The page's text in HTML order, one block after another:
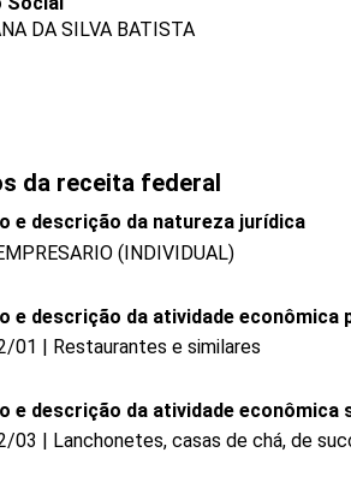
DA SILVA BATISTA
da receita federal
e descrição da natureza jurídica
(INDIVIDUAL)
e descrição da atividade econômica
01 | Restaurantes e similares
e descrição da atividade econômica
03 | Lanchonetes, casas de chá, de